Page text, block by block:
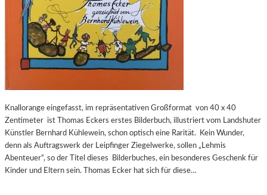
Knallorange eingefasst, im repräsentativen Großformat von 40 x 40
Zentimeter ist Thomas Eckers erstes Bilderbuch, illustriert vom Landshuter
Künstler Bernhard Kühlewein, schon optisch eine Rarität. Kein Wunder,
denn als Auftragswerk der Leipfinger Ziegelwerke, sollen „Lehmis
Abenteuer“, so der Titel dieses Bilderbuches, ein besonderes Geschenk für
Kinder und Eltern sein. Thomas Ecker hat sich für diese…